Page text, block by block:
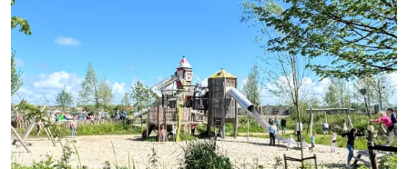
Spar
Noordduinen
Duinresort
Dunimar
-
Noordwijkse
Duinen
-
Parc
du
Hotels
Zimmer